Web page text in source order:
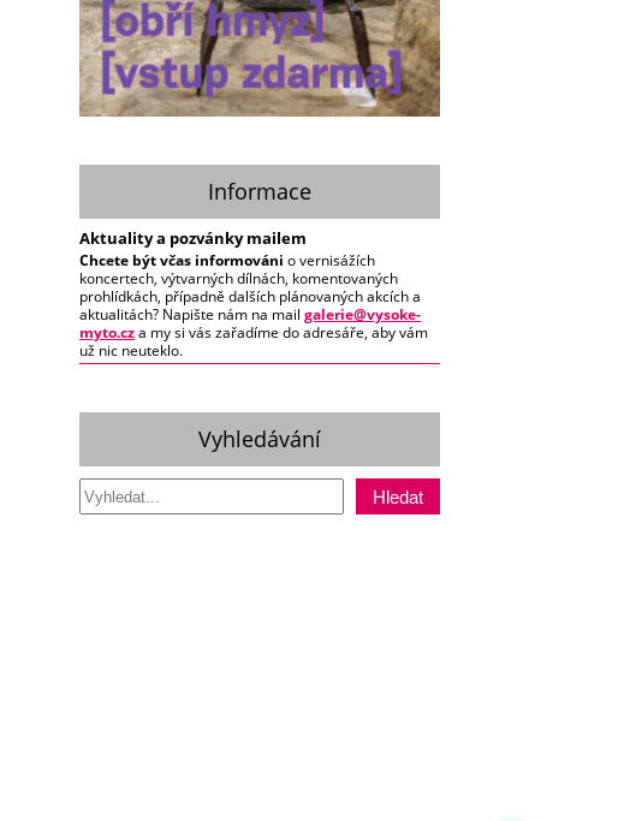
Informace
Aktuality a pozvánky mailem
Chcete být včas informováni o vernisážích
koncertech, výtvarných dílnách, komentovaných
prohlídkách, případně dalších plánovaných akcích a
aktualitách? Napište nám na mail galerie@vysoke-
myto.cza my si vás zařadíme do adresáře, aby vám
už nic neuteklo.
Vyhledávání
Hledat